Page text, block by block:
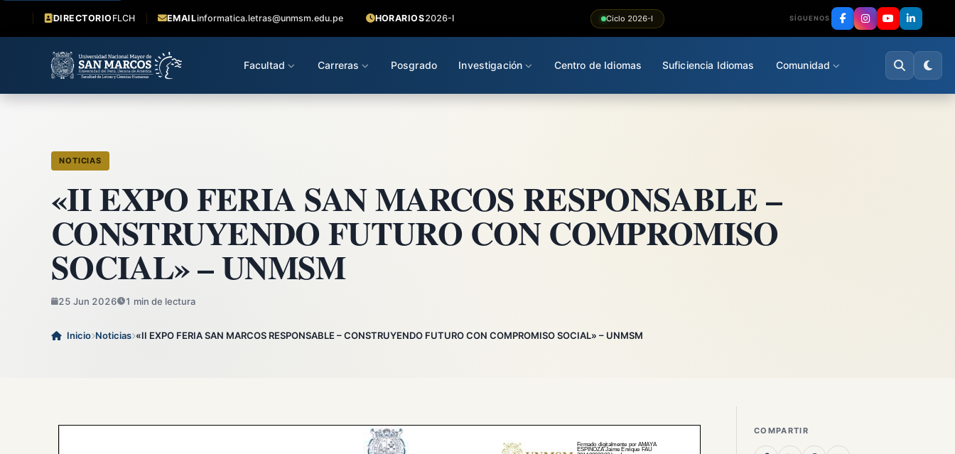
DIRECTORIO FLCH EMAILinformatica.letras@unmsm.edu.pe HORARIOS2026-I Ciclo 2026-I SÍGUENOS
Facultad Carreras Posgrado Investigación Centro de Idiomas Suficiencia Idiomas Comunidad
NOTICIAS
«II EXPO FERIA SAN MARCOS RESPONSABLE –
CONSTRUYENDO FUTURO CON COMPROMISO
SOCIAL» – UNMSM
25 Jun 2026 1 min de lectura
Inicio Noticias «II EXPO FERIA SAN MARCOS RESPONSABLE – CONSTRUYENDO FUTURO CON COMPROMISO SOCIAL» – UNMSM
COMPARTIR